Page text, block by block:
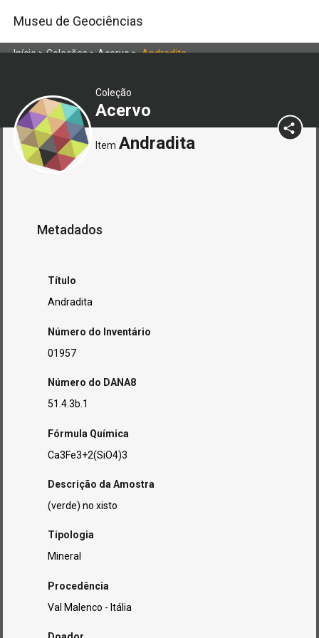
Museu de Geociências
Início>Coleções>Acervo>Andradita
Coleção
Acervo
Item Andradita
Metadados
Título
Andradita
Número do Inventário
01957
Número do DANA8
51.4.3b.1
Fórmula Química
Ca3Fe3+2(SiO4)3
Descrição da Amostra
(verde) no xisto
Tipologia
Mineral
Procedência
Val Malenco - Itália